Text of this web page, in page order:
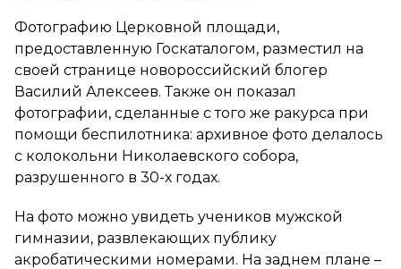
Фотографию Церковной площади,
предоставленную Госкаталогом, разместил на
своей странице новороссийский блогер
Василий Алексеев. Также он показал
фотографии, сделанные с того же ракурса при
помощи беспилотника: архивное фото делалось
с колокольни Николаевского собора,
разрушенного в 30-х годах.
На фото можно увидеть учеников мужской
гимназии, развлекающих публику
акробатическими номерами. На заднем плане –